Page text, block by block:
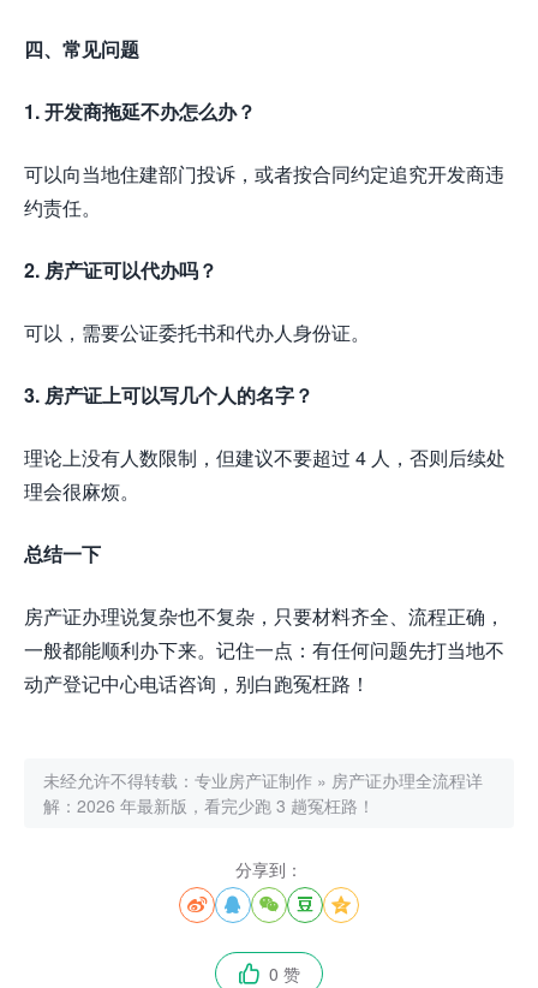
四、常见问题
1. 开发商拖延不办怎么办？
可以向当地住建部门投诉，或者按合同约定追究开发商违
约责任。
2. 房产证可以代办吗？
可以，需要公证委托书和代办人身份证。
3. 房产证上可以写几个人的名字？
理论上没有人数限制，但建议不要超过 4 人，否则后续处
理会很麻烦。
总结一下
房产证办理说复杂也不复杂，只要材料齐全、流程正确，
一般都能顺利办下来。记住一点：有任何问题先打当地不
动产登记中心电话咨询，别白跑冤枉路！
未经允许不得转载： 专业房产证制作 » 房产证办理全流程详
解：2026 年最新版，看完少跑 3 趟冤枉路！
分享到：
    
 0 赞